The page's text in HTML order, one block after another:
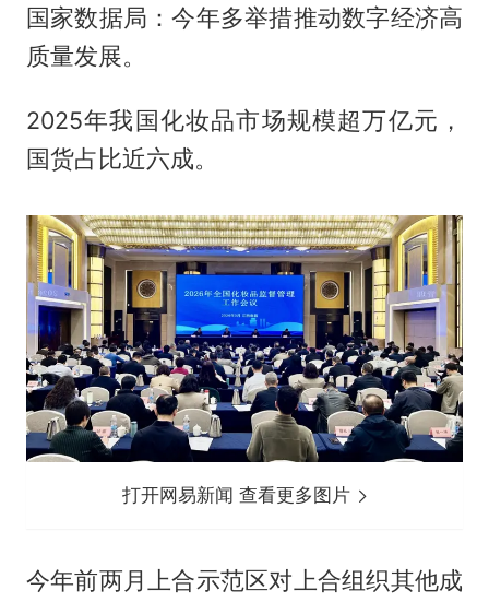
国家数据局：今年多举措推动数字经济高
质量发展。
2025年我国化妆品市场规模超万亿元，
国货占比近六成。
打开网易新闻 查看更多图片
今年前两月上合示范区对上合组织其他成